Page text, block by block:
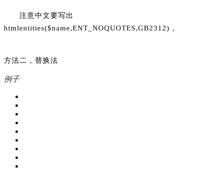
注意中文要写出
htmlentities($name,ENT_NOQUOTES,GB2312) 。
方法二，替换法
例子